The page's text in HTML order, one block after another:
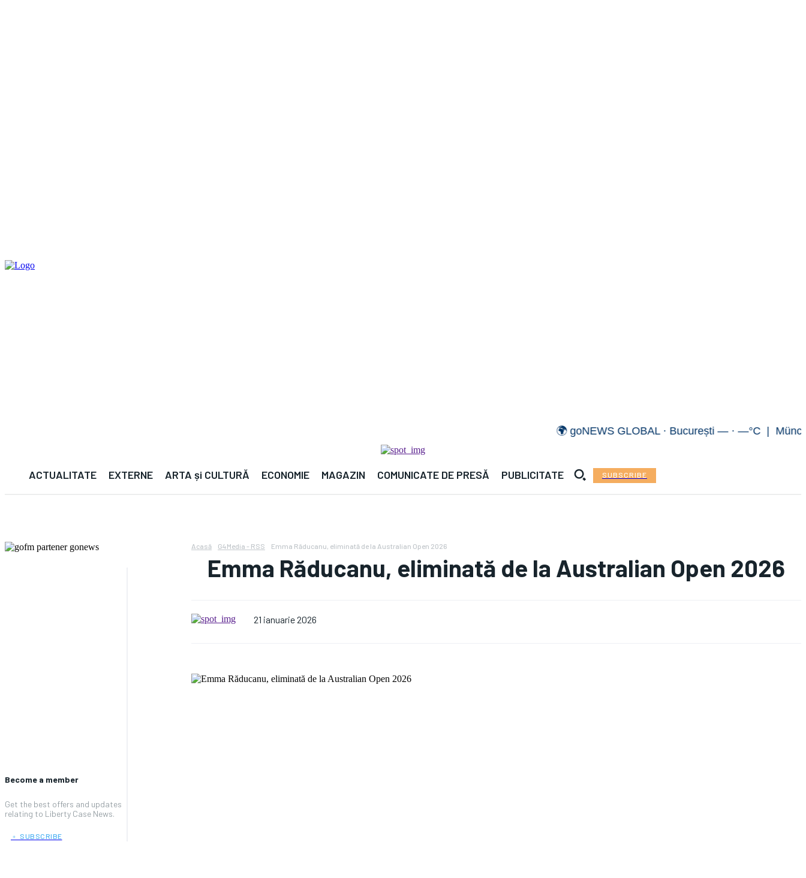
🌍 goNEWS GLOBAL · București — · —°C |
ACTUALITATE EXTERNE ARTA și CULTURĂ ECONOMIE MAGAZIN COMUNICATE DE PRESĂ PUBLICITATE SUBSCRIBE
Become a member
Get the best offers and updates
relating to Liberty Case News.
﹢ SUBSCRIBE
Acasă G4Media - RSS Emma Răducanu, eliminată de la Australian Open 2026
Emma Răducanu, eliminată de la Australian Open 2026
21 ianuarie 2026